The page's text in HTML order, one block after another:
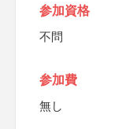
参加資格
不問
参加費
無し